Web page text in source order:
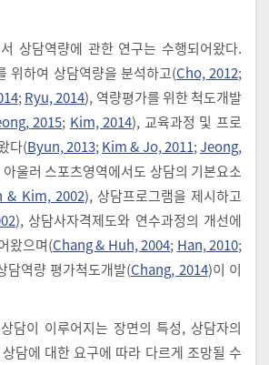
상담역량에 관한 연구는 수행되어왔다.
위하여 상담역량을 분석하고(Cho, 2012;
; Ryu, 2014), 역량평가를 위한 척도개발
2015; Kim, 2014), 교육과정 및 프로
다(Byun, 2013; Kim & Jo, 2011;Jeong,
울러 스포츠영역에서도 상담의 기본요소
& Kim, 2002), 상담프로그램을 제시하고
), 상담사자격제도와 연수과정의 개선에
왔으며(Chang & Huh, 2004; Han, 2010;
담역량 평가척도개발(Chang, 2014)이 이
담이 이루어지는 장면의 특성, 상담자의
담에 대한 요구에 따라 다르게 조망될 수